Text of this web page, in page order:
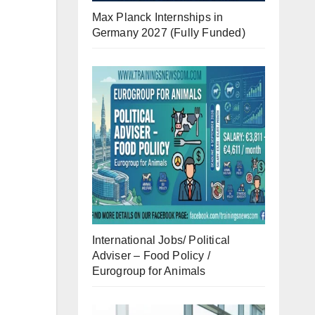
Max Planck Internships in
Germany 2027 (Fully Funded)
International Jobs/ Political
Adviser – Food Policy /
Eurogroup for Animals